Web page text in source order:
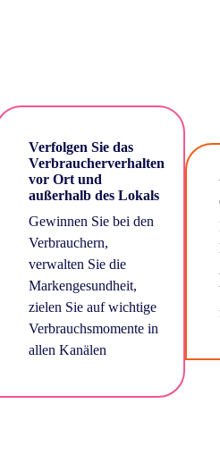
Verfolgen Sie das
Verbraucherverhalten
vor Ort und
außerhalb des Lokals
Gewinnen Sie bei den
Verbrauchern,
verwalten Sie die
Markengesundheit,
zielen Sie auf wichtige
Verbrauchsmomente in
allen Kanälen